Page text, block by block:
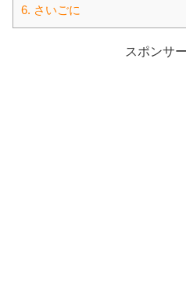
6. さいごに
スポンサ